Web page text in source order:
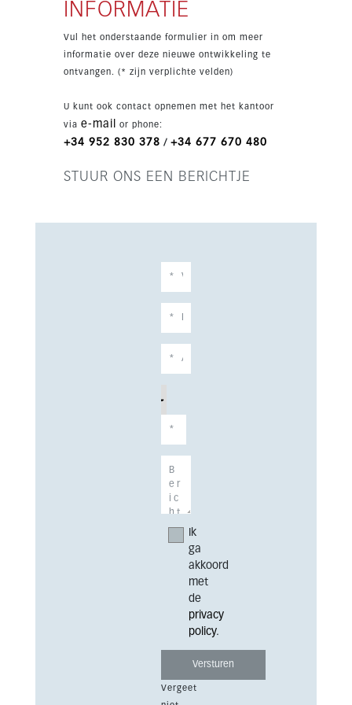
INFORMATIE
Vul het onderstaande formulier in om meer
informatie over deze nieuwe ontwikkeling te
ontvangen. (* zijn verplichte velden)
U kunt ook contact opnemen met het kantoor
via e-mail or phone:
+34 952 830 378 / +34 677 670 480
STUUR ONS EEN BERICHTJE
Ik
ga
akkoord
met
de
privacy
policy.
Vergeet